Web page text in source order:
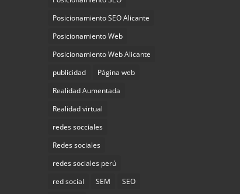
Posicionamiento SEO Alicante
Posicionamiento Web
Posicionamiento Web Alicante
publicidad
Página web
Realidad Aumentada
Realidad virtual
redes socciales
Redes sociales
redes sociales perú
red social
SEM
SEO